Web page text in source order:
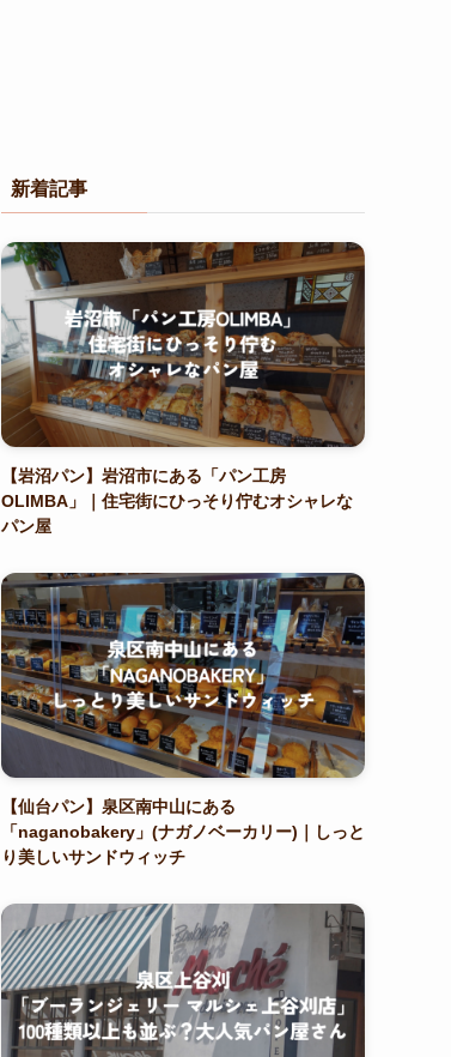
新着記事
【岩沼パン】岩沼市にある「パン工房
OLIMBA」｜住宅街にひっそり佇むオシャレな
パン屋
【仙台パン】泉区南中山にある
「naganobakery」(ナガノベーカリー)｜しっと
り美しいサンドウィッチ